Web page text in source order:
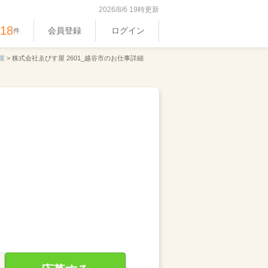
2026/8/6 19時更新
件 会員登録 ログイン
> 株式会社ゑびす屋 2601_越谷市のお仕事詳細